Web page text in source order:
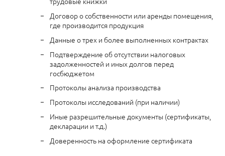
Договор о собственности или аренды помещения,
где производится продукция
Данные о трех и более выполненных контрактах
Подтверждение об отсутствии налоговых
задолженностей и иных долгов перед
госбюджетом
Протоколы анализа производства
Протоколы исследований (при наличии)
Иные разрешительные документы (сертификаты,
декларации и т.д.)
Доверенность на оформление сертификата